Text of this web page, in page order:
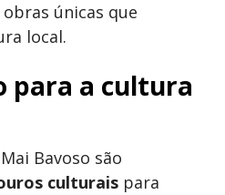
únicas que
local.
para a cultura
Bavoso são
culturais para